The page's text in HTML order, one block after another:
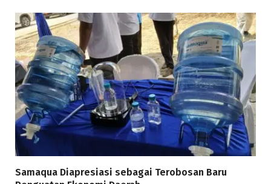
Samaqua Diapresiasi sebagai Terobosan Baru